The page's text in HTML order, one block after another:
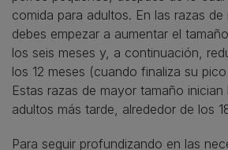
comida para adultos. En las razas de
debes empezar a aumentar el
los seis meses y, a continuación,
los 12 meses (cuando finaliza su
Estas razas de mayor tamaño
adultos más tarde, alrededor de los
Para seguir profundizando en las